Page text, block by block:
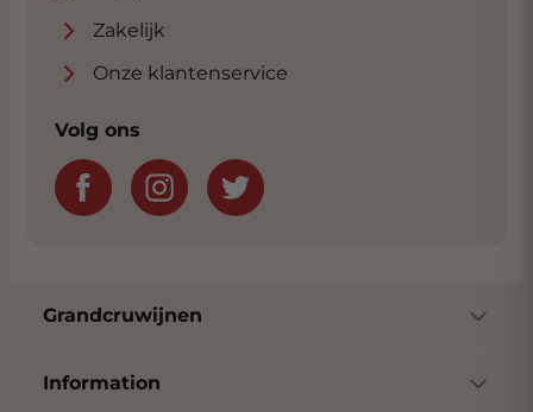
Zakelijk
Onze klantenservice
Volg ons
Grandcruwijnen
Information